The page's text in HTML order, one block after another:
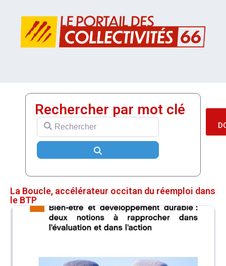
Rechercher par mot clé
Rechercher
La Boucle, accélérateur occitan du réemploi dans
le BTP